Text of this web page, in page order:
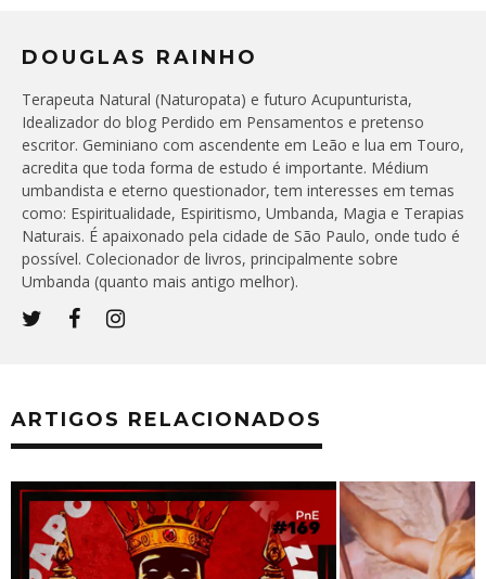
DOUGLAS RAINHO
Terapeuta Natural (Naturopata) e futuro Acupunturista,
Idealizador do blog Perdido em Pensamentos e pretenso
escritor. Geminiano com ascendente em Leão e lua em Touro,
acredita que toda forma de estudo é importante. Médium
umbandista e eterno questionador, tem interesses em temas
como: Espiritualidade, Espiritismo, Umbanda, Magia e Terapias
Naturais. É apaixonado pela cidade de São Paulo, onde tudo é
possível. Colecionador de livros, principalmente sobre
Umbanda (quanto mais antigo melhor).
ARTIGOS RELACIONADOS